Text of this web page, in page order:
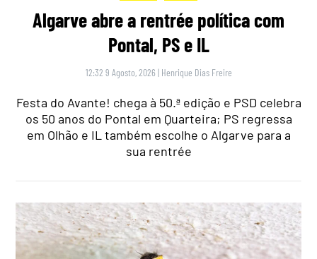
Algarve abre a rentrée política com
Pontal, PS e IL
12:32 9 Agosto, 2026 | Henrique Dias Freire
Festa do Avante! chega à 50.ª edição e PSD celebra
os 50 anos do Pontal em Quarteira; PS regressa
em Olhão e IL também escolhe o Algarve para a
sua rentrée